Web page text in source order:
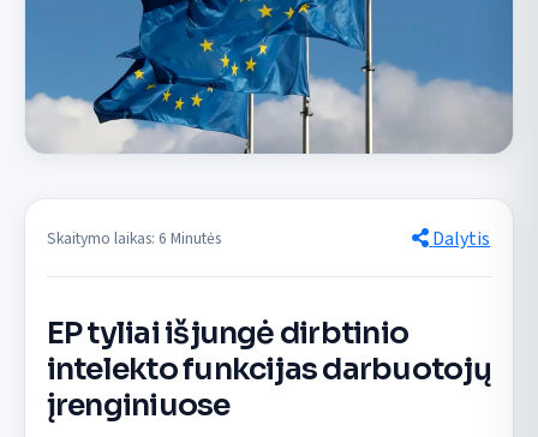
Skaitymo laikas: 6 Minutės Dalytis
EP tyliai išjungė dirbtinio
intelekto funkcijas darbuotojų
įrenginiuose